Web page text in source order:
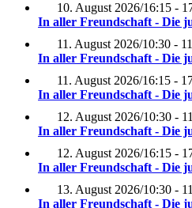
10. August 2026/16:15 -
In aller Freundschaft - Die
11. August 2026/10:30 -
In aller Freundschaft - Die
11. August 2026/16:15 -
In aller Freundschaft - Die
12. August 2026/10:30 -
In aller Freundschaft - Die
12. August 2026/16:15 -
In aller Freundschaft - Die
13. August 2026/10:30 -
In aller Freundschaft - Die